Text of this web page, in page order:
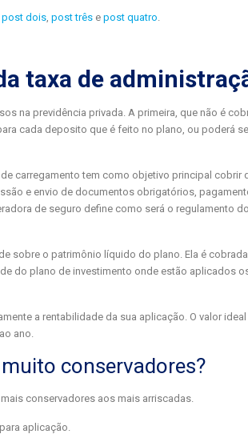
post dois, post três e post quatro.
taxa de
na previdência privada. A primeira, que não é
cada deposito que é feito no plano, ou poderá
carregamento tem como objetivo principal cobrir
e envio de documentos obrigatórios,
de seguro define como será o regulamento
sobre o patrimônio líquido do plano. Ela é
do plano de investimento onde estão aplicados
a rentabilidade da sua aplicação. O valor
ano.
conservadores?
conservadores aos mais arriscadas.
aplicação.